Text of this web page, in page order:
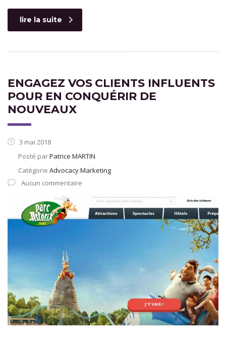
lire la suite
ENGAGEZ VOS CLIENTS INFLUENTS
POUR EN CONQUÉRIR DE
NOUVEAUX
3 mai 2018
Posté parPatrice MARTIN
Catégorie Advocacy Marketing
Aucun commentaire